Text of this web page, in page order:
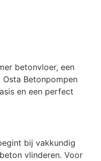
betonvloer, een
Betonpompen
en een perfect
bij vakkundig
vlinderen. Voor